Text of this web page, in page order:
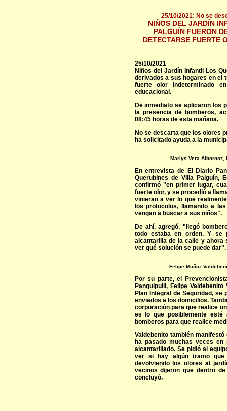
25/10/2021: No se
NIÑOS DEL JARDÍN
PALGUÍN FUERON
DETECTARSE FUERTE
25/10/2021
Niños del Jardín Infantil Los
derivados a sus hogares en el
fuerte olor indeterminado
educacional.
De inmediato se aplicaron los
la presencia de bomberos,
08:45 horas de esta mañana.
No se descarta que los olores
ha solicitado ayuda a la
Marlys Vera
En entrevista de El Diario
Querubines de Villa Palguín,
confirmó "en primer lugar,
fuerte olor, y se procedió a
vinieran a ver lo que
los protocolos, llamando a
vengan a buscar a sus niños".
De ahí, agregó, "llegó
todo estaba en orden. Y se
alcantarilla de la calle y ahora
ver qué solución se puede dar".
Felipe Muñoz
Por su parte, el
Panguipulli, Felipe
Plan Integral de Seguridad,
enviados a los domicilios.
corporación para que realice
es lo que posiblemente esté
bomberos para que realice
Valdebenito también
ha pasado muchas veces
alcantarillado. Se pidió al
ver si hay algún tramo
devolviendo los olores al
vecinos dijeron que dentro
concluyó.